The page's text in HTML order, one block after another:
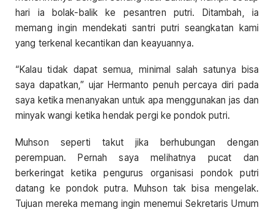
hari ia bolak-balik ke pesantren putri. Ditambah, ia
memang ingin mendekati santri putri seangkatan kami
yang terkenal kecantikan dan keayuannya.
“Kalau tidak dapat semua, minimal salah satunya bisa
saya dapatkan,” ujar Hermanto penuh percaya diri pada
saya ketika menanyakan untuk apa menggunakan jas dan
minyak wangi ketika hendak pergi ke pondok putri.
Muhson seperti takut jika berhubungan dengan
perempuan. Pernah saya melihatnya pucat dan
berkeringat ketika pengurus organisasi pondok putri
datang ke pondok putra. Muhson tak bisa mengelak.
Tujuan mereka memang ingin menemui Sekretaris Umum